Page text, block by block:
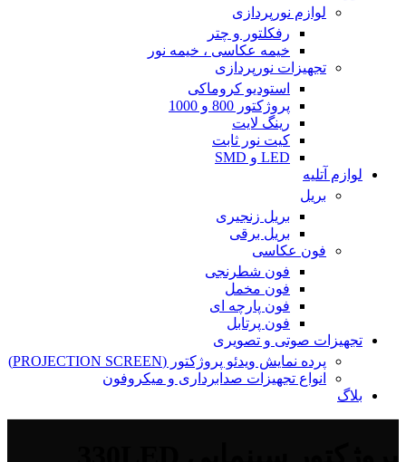
لوازم نورپردازی
رفکلتور و چتر
خیمه عکاسی ، خیمه نور
تجهیزات نورپردازی
استودیو کروماکی
پروژکتور 800 و 1000
رینگ لایت
کیت نور ثابت
LED و SMD
لوازم آتلیه
بریل
بریل زنجیری
بریل برقی
فون عکاسی
فون شطرنجی
فون مخمل
فون پارچه ای
فون پرتابل
تجهیزات صوتی و تصویری
پرده نمایش ویدئو پروژکتور (PROJECTION SCREEN)
انواع تجهیزات صدابرداری و میکروفون
بلاگ